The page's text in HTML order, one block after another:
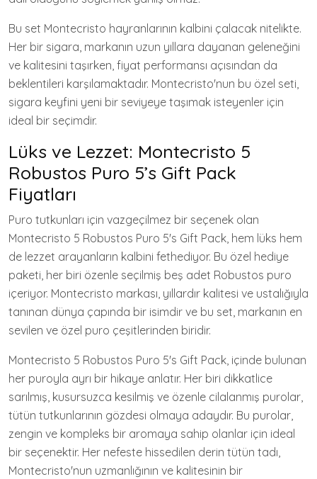
Bu set Montecristo hayranlarının kalbini çalacak nitelikte.
Her bir sigara, markanın uzun yıllara dayanan geleneğini
ve kalitesini taşırken, fiyat performansı açısından da
beklentileri karşılamaktadır. Montecristo'nun bu özel seti,
sigara keyfini yeni bir seviyeye taşımak isteyenler için
ideal bir seçimdir.
Lüks ve Lezzet: Montecristo 5
Robustos Puro 5’s Gift Pack
Fiyatları
Puro tutkunları için vazgeçilmez bir seçenek olan
Montecristo 5 Robustos Puro 5's Gift Pack, hem lüks hem
de lezzet arayanların kalbini fethediyor. Bu özel hediye
paketi, her biri özenle seçilmiş beş adet Robustos puro
içeriyor. Montecristo markası, yıllardır kalitesi ve ustalığıyla
tanınan dünya çapında bir isimdir ve bu set, markanın en
sevilen ve özel puro çeşitlerinden biridir.
Montecristo 5 Robustos Puro 5's Gift Pack, içinde bulunan
her puroyla ayrı bir hikaye anlatır. Her biri dikkatlice
sarılmış, kusursuzca kesilmiş ve özenle cilalanmış purolar,
tütün tutkunlarının gözdesi olmaya adaydır. Bu purolar,
zengin ve kompleks bir aromaya sahip olanlar için ideal
bir seçenektir. Her nefeste hissedilen derin tütün tadı,
Montecristo'nun uzmanlığının ve kalitesinin bir